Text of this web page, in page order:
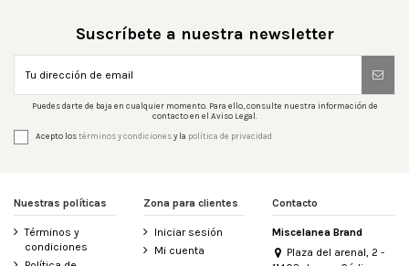
Suscríbete a nuestra newsletter
Puedes darte de baja en cualquier momento. Para ello, consulte nuestra información de
contacto en el Aviso Legal.
Acepto lostérminos y condicionesy la política de privacidad
Nuestras políticas
Términos y
condiciones
Zona para clientes
Iniciar sesión
Mi cuenta
Contacto
Miscelanea Brand
Plaza del arenal, 2 -